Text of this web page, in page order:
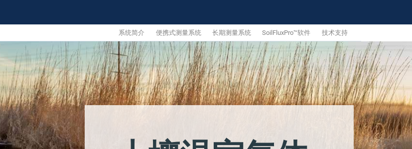
系统简介 便携式测量系统 长期测量系统 SoilFluxPro™软件 技术支持